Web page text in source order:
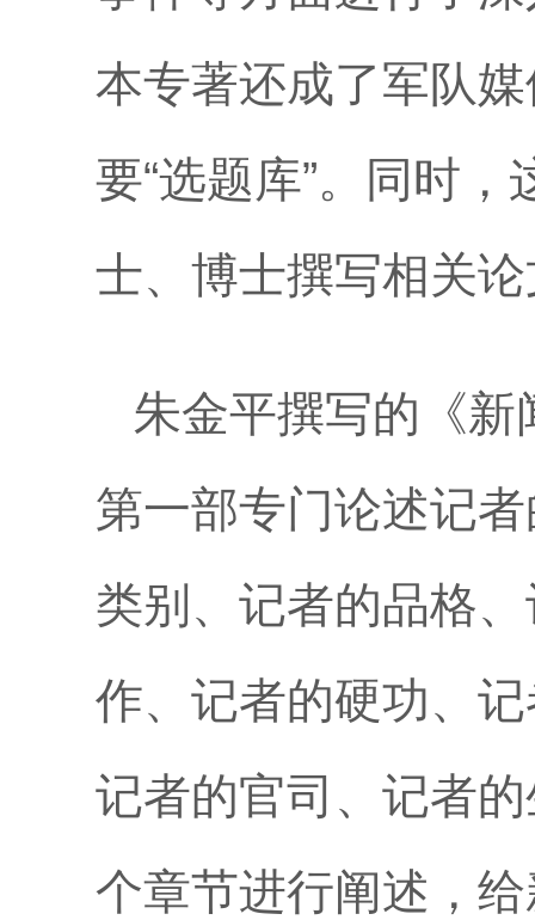
本专著还成了军队
要“选题库”。同时
士、博士撰写相关
朱金平撰写的《
第一部专门论述记
类别、记者的品格
作、记者的硬功、
记者的官司、记者
个章节进行阐述，